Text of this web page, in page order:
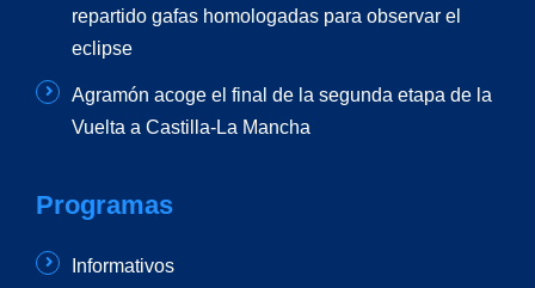
repartido gafas homologadas para observar el
eclipse
Agramón acoge el final de la segunda etapa de la
Vuelta a Castilla-La Mancha
Programas
Informativos